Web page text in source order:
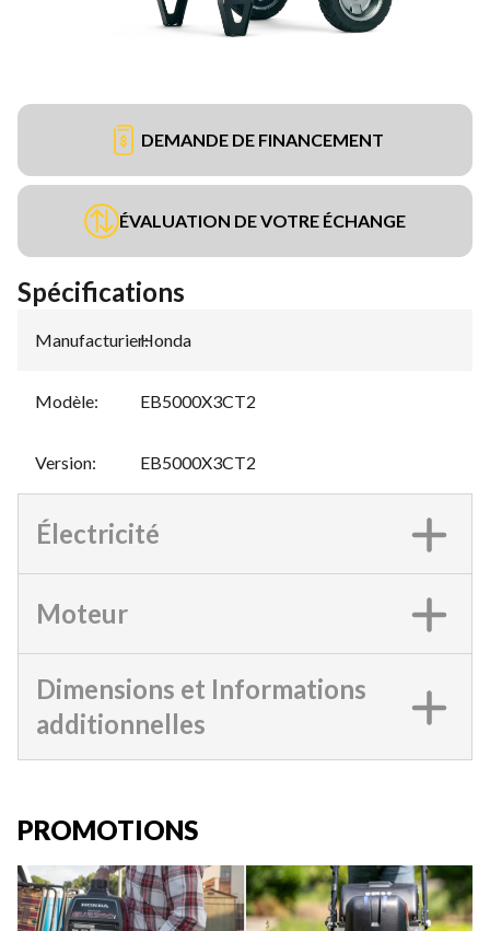
DEMANDE DE FINANCEMENT
ÉVALUATION DE VOTRE ÉCHANGE
Spécifications
Manufacturier:
Honda
Modèle: EB5000X3CT2
Version: EB5000X3CT2
Électricité
Moteur
Dimensions et Informations
additionnelles
PROMOTIONS